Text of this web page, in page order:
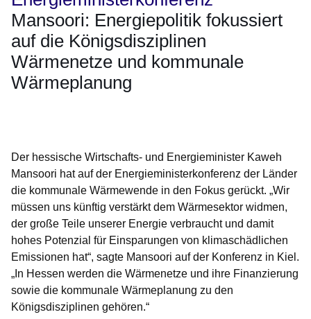
Mansoori: Energiepolitik fokussiert
auf die Königsdisziplinen
Wärmenetze und kommunale
Wärmeplanung
Der hessische Wirtschafts- und Energieminister Kaweh
Mansoori hat auf der Energieministerkonferenz der Länder
die kommunale Wärmewende in den Fokus gerückt. „Wir
müssen uns künftig verstärkt dem Wärmesektor widmen,
der große Teile unserer Energie verbraucht und damit
hohes Potenzial für Einsparungen von klimaschädlichen
Emissionen hat“, sagte Mansoori auf der Konferenz in Kiel.
„In Hessen werden die Wärmenetze und ihre Finanzierung
sowie die kommunale Wärmeplanung zu den
Königsdisziplinen gehören.“